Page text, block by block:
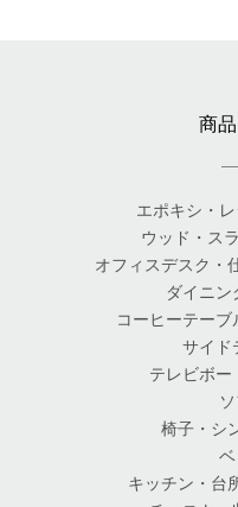
商
エポキシ・
ウッド・ス
オフィスデスク・
ダイニン
コーヒーテー
サイド
テレビボー
椅子・シ
ベ
キッチン・台